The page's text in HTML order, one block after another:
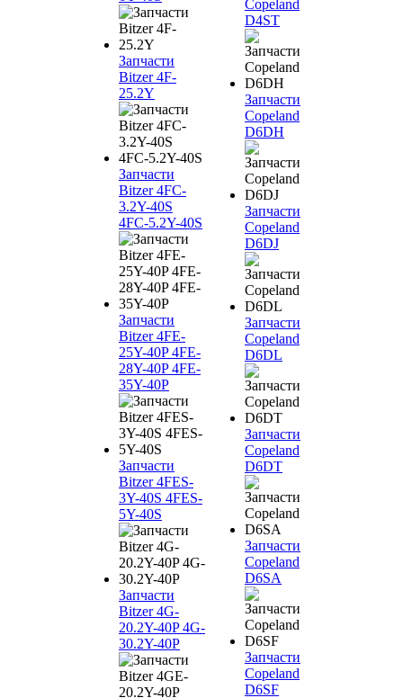
Запчасти
Bitzer 4F-
25.2Y
Запчасти
Bitzer 4FC-
3.2Y-40S
4FC-5.2Y-40S
Запчасти
Bitzer 4FE-
25Y-40P 4FE-
28Y-40P 4FE-
35Y-40P
Запчасти
Bitzer 4FES-
3Y-40S 4FES-
5Y-40S
Запчасти
Bitzer 4G-
20.2Y-40P 4G-
30.2Y-40P
Copeland
D4ST
Запчасти
Copeland
D6DH
Запчасти
Copeland
D6DJ
Запчасти
Copeland
D6DL
Запчасти
Copeland
D6DT
Запчасти
Copeland
D6SA
Запчасти
Copeland
D6SF